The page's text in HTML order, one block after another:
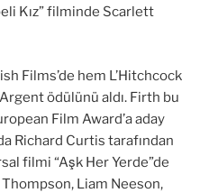
Kız” filminde Scarlett
Films’de hem L’Hitchcock
ödülünü aldı. Firth bu
Film Award’a aday
Richard Curtis tarafından
filmi “Aşk Her Yerde”de
Thompson, Liam Neeson,